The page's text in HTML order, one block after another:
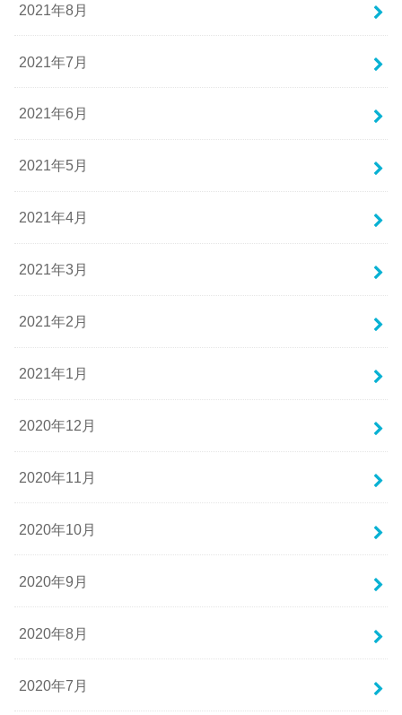
2021年8月
2021年7月
2021年6月
2021年5月
2021年4月
2021年3月
2021年2月
2021年1月
2020年12月
2020年11月
2020年10月
2020年9月
2020年8月
2020年7月